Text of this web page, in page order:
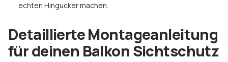
echten Hingucker machen.
Detaillierte Montageanleitung
für deinen Balkon Sichtschutz